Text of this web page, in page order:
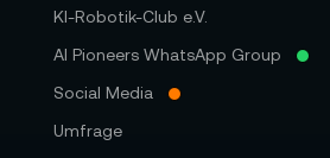
KI-Robotik-Club e.V.
AI Pioneers WhatsApp Group
Social Media
Umfrage